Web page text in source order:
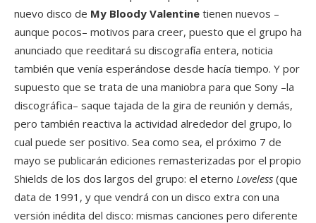
nuevo disco de My Bloody Valentine tienen nuevos –
aunque pocos– motivos para creer, puesto que el grupo ha
anunciado que reeditará su discografía entera, noticia
también que venía esperándose desde hacía tiempo. Y por
supuesto que se trata de una maniobra para que Sony –la
discográfica– saque tajada de la gira de reunión y demás,
pero también reactiva la actividad alrededor del grupo, lo
cual puede ser positivo. Sea como sea, el próximo 7 de
mayo se publicarán ediciones remasterizadas por el propio
Shields de los dos largos del grupo: el eterno Loveless (que
data de 1991, y que vendrá con un disco extra con una
versión inédita del disco: mismas canciones pero diferente